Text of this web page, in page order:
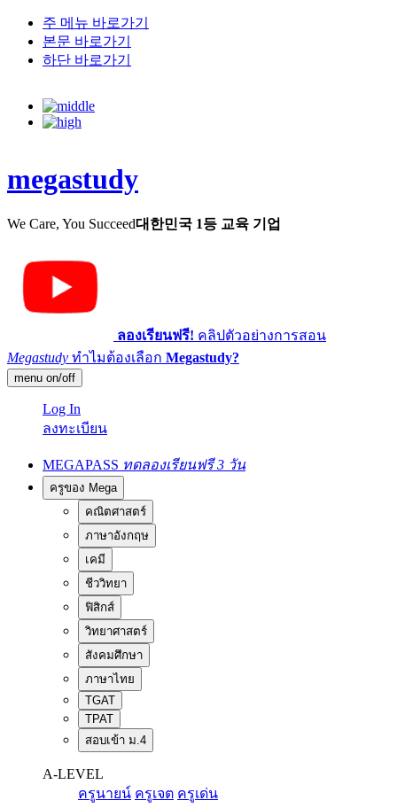
주 메뉴 바로가기
본문 바로가기
하단 바로가기
megastudy
We Care, You Succeed대한민국 1등 교육 기업
ลองเรียนฟรี! คลิปตัวอย่างการสอน
Megastudy ทำไมต้องเลือก Megastudy?
menu on/off
Log In
ลงทะเบียน
MEGAPASS ทดลองเรียนฟรี 3 วัน
ครูของ Mega
คณิตศาสตร์
ภาษาอังกฤษ
เคมี
ชีววิทยา
ฟิสิกส์
วิทยาศาสตร์
สังคมศึกษา
ภาษาไทย
TGAT
TPAT
สอบเข้า ม.4
A-LEVEL
ครูนายน์ ครูเจต ครูเด่น